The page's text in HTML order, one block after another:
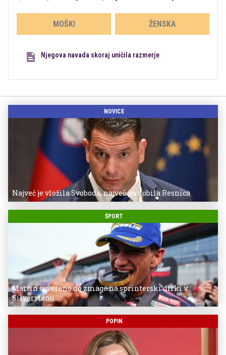
MOŠKI ŽENSKA
Njegova navada skoraj uničila razmerje
NOVICE
Največ je vložila Svoboda, največ pa dobila Resnica
ŠPORT
Martin suvereno do zmage na sprinterski dirki v
Silverstonu
POPIN